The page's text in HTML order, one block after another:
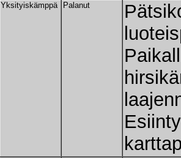
Yksityiskämppä Palanut